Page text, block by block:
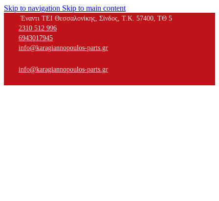
Skip to navigation Skip to main content
Έναντι ΤΕΙ Θεσσαλονίκης, Σίνδος, Τ.Κ. 57400, ΤΘ 5
2310 512 996
6943017945
info@karagiannopoulos-parts.gr
info@karagiannopoulos-parts.gr